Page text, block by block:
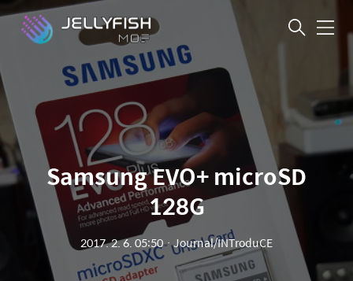
메
Samsung EVO+ microSD
128G
2017. 2. 6. 05:50ㆍJournal/INTroduCE